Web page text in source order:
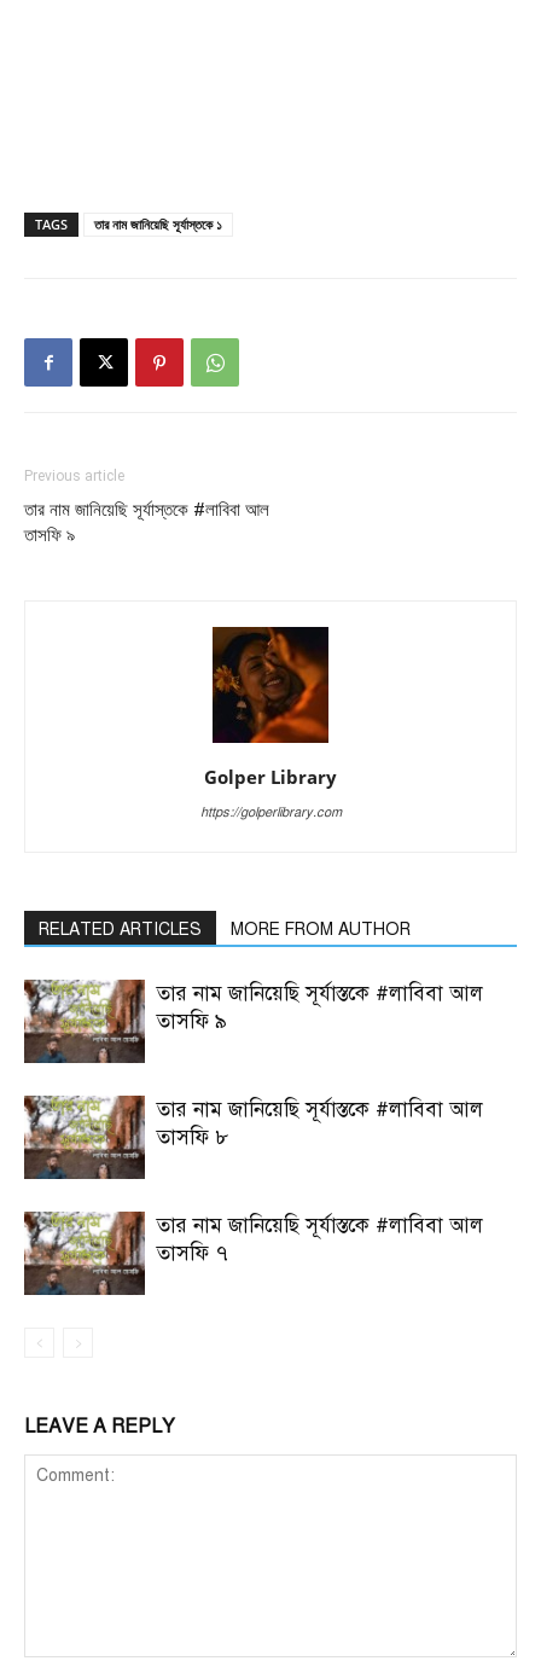
TAGS তার নাম জানিয়েছি সূর্যাস্তকে ১
Previous article
তার নাম জানিয়েছি সূর্যাস্তকে #লাবিবা আল
তাসফি ৯
Golper Library
https://golperlibrary.com
RELATED ARTICLES MORE FROM AUTHOR
তার নাম জানিয়েছি সূর্যাস্তকে #লাবিবা আল
তাসফি ৯
তার নাম জানিয়েছি সূর্যাস্তকে #লাবিবা আল
তাসফি ৮
তার নাম জানিয়েছি সূর্যাস্তকে #লাবিবা আল
তাসফি ৭
LEAVE A REPLY